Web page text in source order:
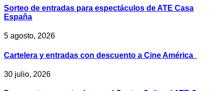
Sorteo de entradas para espectáculos de ATE Casa
España
5 agosto, 2026
Cartelera y entradas con descuento a Cine América
30 julio, 2026